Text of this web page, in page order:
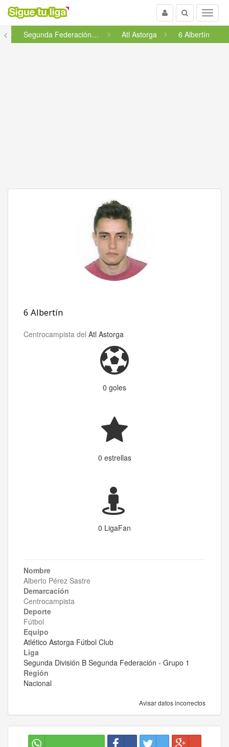
Menu
Buscar
Usuario
<
Segunda Federación - Grupo 1 ... Atl Astorga 6 Albertín
6 Albertín
Centrocampista del Atl Astorga
0 goles
0 estrellas
0 LigaFan
Nombre
Alberto Pérez Sastre
Demarcación
Centrocampista
Deporte
Fútbol
Equipo
Atlético Astorga Fútbol Club
Liga
Segunda División B Segunda Federación - Grupo 1
Región
Nacional
Avisar datos incorrectos